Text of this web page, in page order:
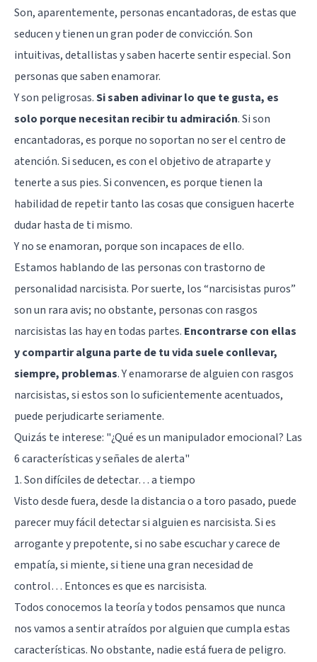
Son, aparentemente, personas encantadoras, de estas que
seducen y tienen un gran poder de convicción. Son
intuitivas, detallistas y saben hacerte sentir especial. Son
personas que saben enamorar.
Y son peligrosas.Si saben adivinar lo que te gusta, es
solo porque necesitan recibir tu admiración. Si son
encantadoras, es porque no soportan no ser el centro de
atención. Si seducen, es con el objetivo de atraparte y
tenerte a sus pies. Si convencen, es porque tienen la
habilidad de repetir tanto las cosas que consiguen hacerte
dudar hasta de ti mismo.
Y no se enamoran, porque son incapaces de ello.
Estamos hablando de las personas con trastorno de
personalidad narcisista. Por suerte, los “narcisistas puros”
son un rara avis; no obstante, personas con rasgos
narcisistas las hay en todas partes. Encontrarse con ellas
y compartir alguna parte de tu vida suele conllevar,
siempre, problemas. Y enamorarse de alguien con rasgos
narcisistas, si estos son lo suficientemente acentuados,
puede perjudicarte seriamente.
Quizás te interese: "¿Qué es un manipulador emocional? Las
6 características y señales de alerta"
1. Son difíciles de detectar… a tiempo
Visto desde fuera, desde la distancia o a toro pasado, puede
parecer muy fácil detectar si alguien es narcisista. Si es
arrogante y prepotente, si no sabe escuchar y carece de
empatía, si miente, si tiene una gran necesidad de
control… Entonces es que es narcisista.
Todos conocemos la teoría y todos pensamos que nunca
nos vamos a sentir atraídos por alguien que cumpla estas
características. No obstante, nadie está fuera de peligro.